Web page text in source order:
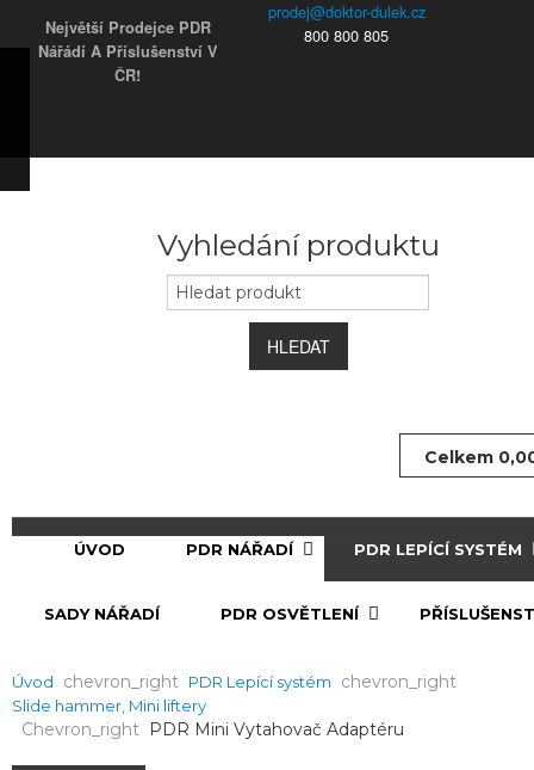
Největší Prodejce PDR
Nářádí A Příslušenství V
ČR!
800 800 805
Vyhledání produktu
HLEDAT
Celkem
ÚVOD PDR NÁŘADÍ PDR LEPÍCÍ SYSTÉM
SADY NÁŘADÍ PDR OSVĚTLENÍ
Úvod Chevron_right PDR Lepící systém Chevron_right
Slide hammer, Mini liftery
Chevron_right PDR Mini Vytahovač Adaptéru